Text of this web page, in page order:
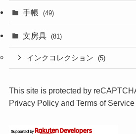
手帳 (49)
文房具 (81)
インクコレクション (5)
This site is protected by
Privacy Policyand Terms of Service